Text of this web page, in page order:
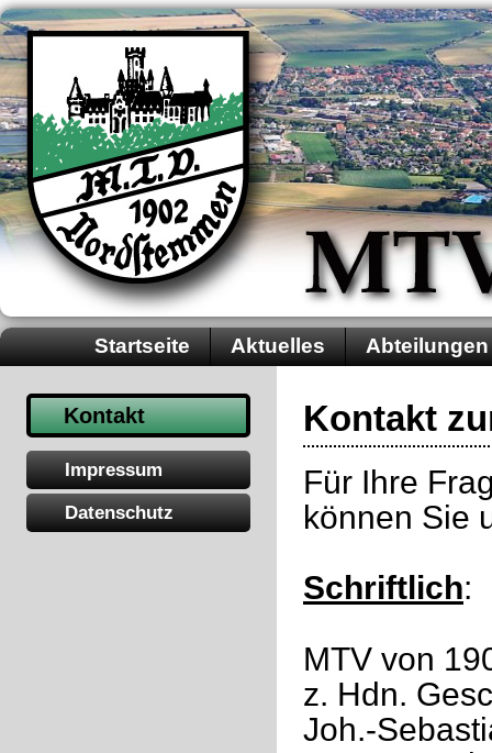
Startseite Aktuelles Abteilungen
Kontakt
Für Ihre
können Sie
Schriftlich:
MTV von
z. Hdn.
Joh.-
Kontakt
Impressum
Datenschutz